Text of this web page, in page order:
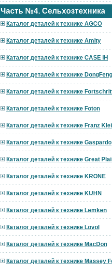
Часть №4. Сельхозтехника
Каталог деталей к технике AGCO
Каталог деталей к технике Amity
Каталог деталей к технике CASE IH
Каталог деталей к технике DongFeng
Каталог деталей к технике
Каталог деталей к технике Foton
Каталог деталей к технике Franz
Каталог деталей к технике Gaspardo
Каталог деталей к технике Great
Каталог деталей к технике KRONE
Каталог деталей к технике KUHN
Каталог деталей к технике Lemken
Каталог деталей к технике Lovol
Каталог деталей к технике MacDon
Каталог деталей к технике Massey